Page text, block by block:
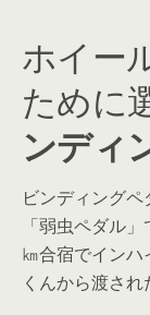
ホイー
ために
ンディ
ビンディング
「弱虫ペダル
㎞合宿でイン
くんから渡され